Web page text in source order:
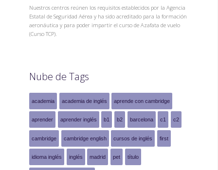
Nuestros centros reúnen los requisitos establecidos por la Agencia
Estatal de Seguridad Aérea y ha sido acreditado para la formación
aeronáutica y para poder impartir el curso de Azafata de vuelo
(Curso TCP).
Nube de Tags
academia academia de inglés aprende con cambridge
aprender aprender inglés b1 b2 barcelona c1 c2
cambridge cambridge english cursos de inglés first
idioma inglés inglés madrid pet título